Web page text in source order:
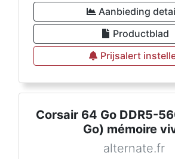
Aanbieding
Productblad
Prijsalert
Corsair 64 Go DDR5-
Go) mémoire
alternate.fr